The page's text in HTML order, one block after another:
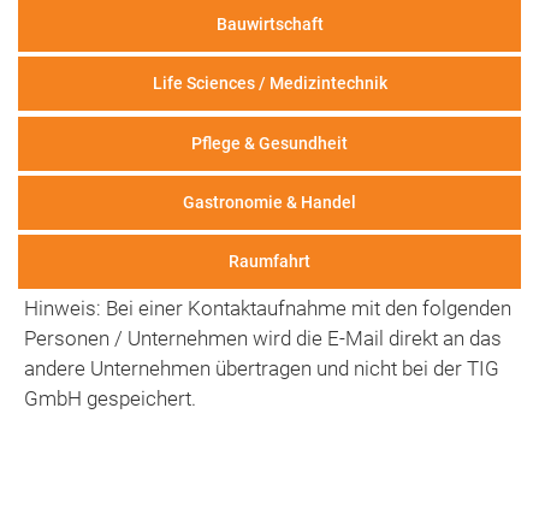
Bauwirtschaft
Life Sciences / Medizintechnik
Pflege & Gesundheit
Gastronomie & Handel
Raumfahrt
Hinweis: Bei einer Kontaktaufnahme mit den folgenden
Personen / Unternehmen wird die E-Mail direkt an das
andere Unternehmen übertragen und nicht bei der TIG
GmbH gespeichert.